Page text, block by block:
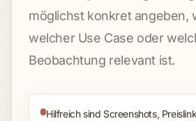
möglichst konkret angeben,
welcher Use Case oder
Beobachtung relevant ist.
Hilfreich sind Screenshots,